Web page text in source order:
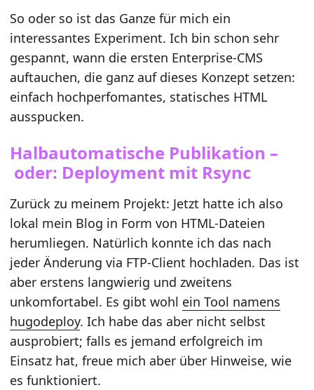
So oder so ist das Ganze für mich ein
interessantes Experiment. Ich bin schon sehr
gespannt, wann die ersten Enterprise-CMS
auftauchen, die ganz auf dieses Konzept setzen:
einfach hochperfomantes, statisches HTML
ausspucken.
Halbautomatische Publikation –
oder: Deployment mit Rsync
Zurück zu meinem Projekt: Jetzt hatte ich also
lokal mein Blog in Form von HTML-Dateien
herumliegen. Natürlich konnte ich das nach
jeder Änderung via FTP-Client hochladen. Das ist
aber erstens langwierig und zweitens
unkomfortabel. Es gibt wohl ein Tool namens
hugodeploy. Ich habe das aber nicht selbst
ausprobiert; falls es jemand erfolgreich im
Einsatz hat, freue mich aber über Hinweise, wie
es funktioniert.